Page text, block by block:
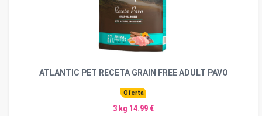
ATLANTIC PET RECETA GRAIN FREE ADULT PAVO
Oferta
3 kg 14.99 €